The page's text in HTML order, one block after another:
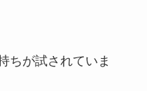
ちが試されていま